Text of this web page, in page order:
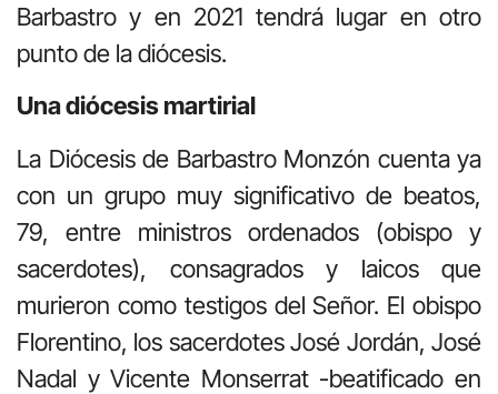
Barbastro y en 2021 tendrá lugar en otro
punto de la diócesis.
Una diócesis martirial
La Diócesis de Barbastro Monzón cuenta ya
con un grupo muy significativo de beatos,
79, entre ministros ordenados (obispo y
sacerdotes), consagrados y laicos que
murieron como testigos del Señor. El obispo
Florentino, los sacerdotes José Jordán, José
Nadal y Vicente Monserrat -beatificado en